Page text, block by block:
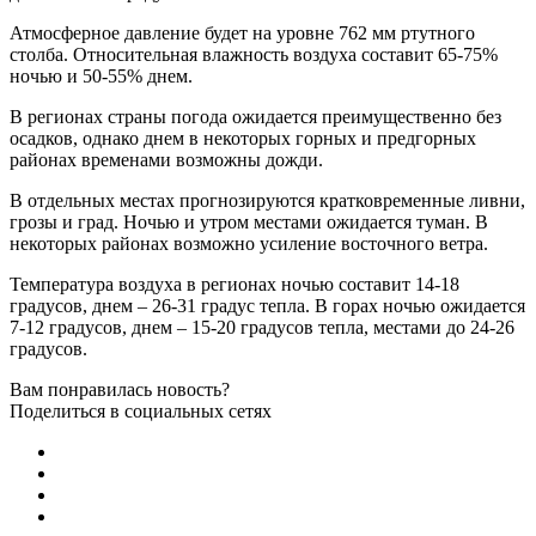
Атмосферное давление будет на уровне 762 мм ртутного
столба. Относительная влажность воздуха составит 65-75%
ночью и 50-55% днем.
В регионах страны погода ожидается преимущественно без
осадков, однако днем в некоторых горных и предгорных
районах временами возможны дожди.
В отдельных местах прогнозируются кратковременные ливни,
грозы и град. Ночью и утром местами ожидается туман. В
некоторых районах возможно усиление восточного ветра.
Температура воздуха в регионах ночью составит 14-18
градусов, днем – 26-31 градус тепла. В горах ночью ожидается
7-12 градусов, днем – 15-20 градусов тепла, местами до 24-26
градусов.
Вам понравилась новость?
Поделиться в социальных сетях